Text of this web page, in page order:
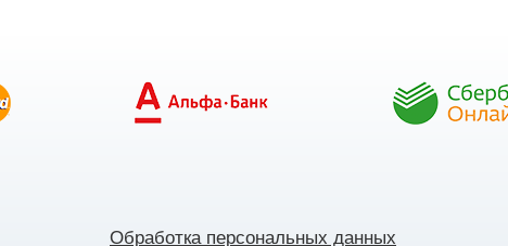
Обработка персональных данных